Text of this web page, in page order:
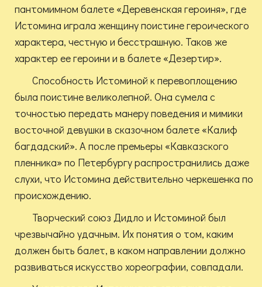
пантомимном балете «Деревенская героиня», где
Истомина играла женщину поистине героического
характера, честную и бесстрашную. Таков же
характер ее героини и в балете «Дезертир».
Способность Истоминой к перевоплощению
была поистине великолепной. Она сумела с
точностью передать манеру поведения и мимики
восточной девушки в сказочном балете «Калиф
багдадский». А после премьеры «Кавказского
пленника» по Петербургу распространились даже
слухи, что Истомина действительно черкешенка по
происхождению.
Творческий союз Дидло и Истоминой был
чрезвычайно удачным. Их понятия о том, каким
должен быть балет, в каком направлении должно
развиваться искусство хореографии, совпадали.